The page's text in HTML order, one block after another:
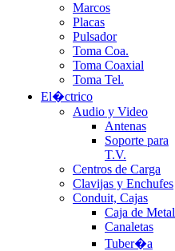
Marcos
Placas
Pulsador
Toma Coa.
Toma Coaxial
Toma Tel.
El�ctrico
Audio y Video
Antenas
Soporte para
T.V.
Centros de Carga
Clavijas y Enchufes
Conduit, Cajas
Caja de Metal
Canaletas
Tuber�a